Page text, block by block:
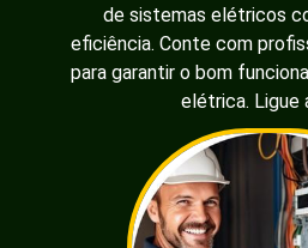
de sistemas elétricos
eficiência. Conte com
para garantir o bom
elétrica. Ligue